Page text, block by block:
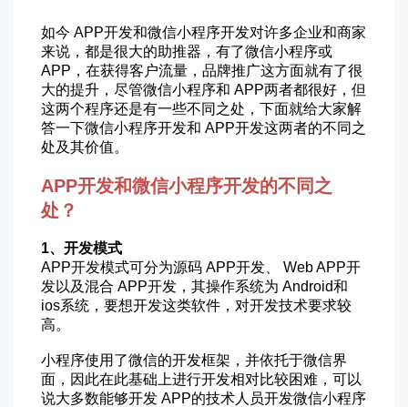
如今 APP开发和微信小程序开发对许多企业和商家
来说，都是很大的助推器，有了微信小程序或
APP，在获得客户流量，品牌推广这方面就有了很
大的提升，尽管微信小程序和 APP两者都很好，但
这两个程序还是有一些不同之处，下面就给大家解
答一下微信小程序开发和 APP开发这两者的不同之
处及其价值。
APP开发和微信小程序开发的不同之
处？
1、开发模式
APP开发模式可分为源码 APP开发、 Web APP开
发以及混合 APP开发，其操作系统为 Android和
ios系统，要想开发这类软件，对开发技术要求较
高。
小程序使用了微信的开发框架，并依托于微信界
面，因此在此基础上进行开发相对比较困难，可以
说大多数能够开发 APP的技术人员开发微信小程序